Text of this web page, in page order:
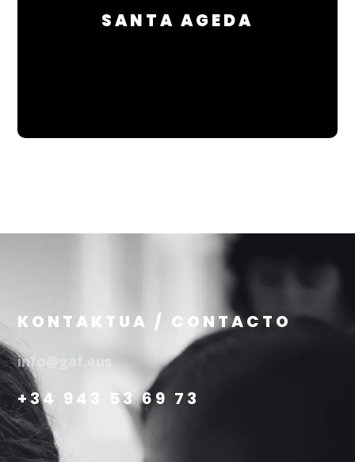
SANTA AGEDA
KONTAKTUA / CONTACTO
info@gaf.eus
+34 943 53 69 73